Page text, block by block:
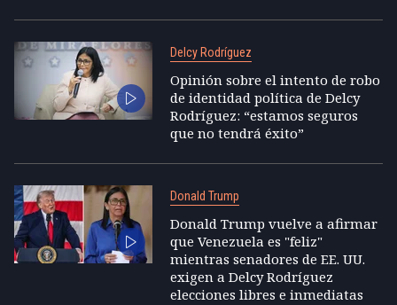
Delcy Rodríguez
Opinión sobre el intento de robo
de identidad política de Delcy
Rodríguez: “estamos seguros
que no tendrá éxito”
Donald Trump
Donald Trump vuelve a afirmar
que Venezuela es "feliz"
mientras senadores de EE. UU.
exigen a Delcy Rodríguez
elecciones libres e inmediatas